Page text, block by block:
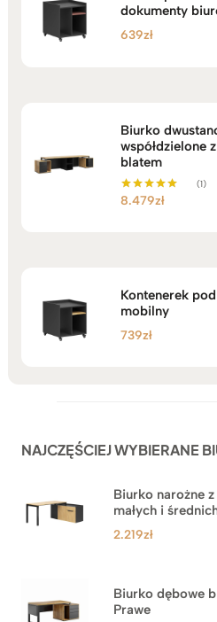
dokumenty
639zł
Biurko
współdzielone
blatem
Oceniono
(1)
8.479zł
Kontenerek
mobilny
739zł
NAJCZĘŚCIEJ WYBIERANE
Biurko narożne
małych i
2.219zł
Biurko dębowe
Prawe